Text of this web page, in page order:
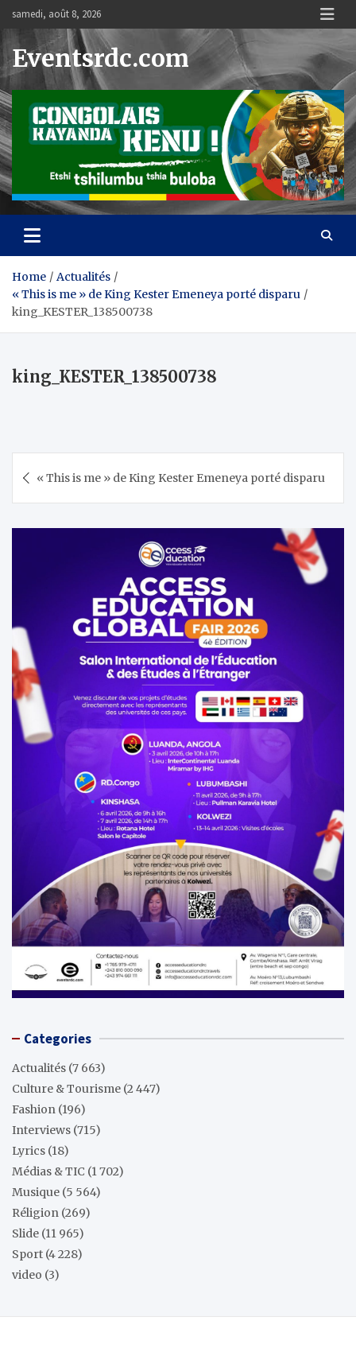
content
samedi, août 8, 2026
Eventsrdc.com
Home
Actualités
« This is me » de King Kester Emeneya porté disparu
king_KESTER_138500738
king_KESTER_138500738
de « This is me » de King Kester Emeneya porté disparu
Categories
Actualités (7 663)
Culture & Tourisme (2 447)
Fashion (196)
Interviews (715)
Lyrics (18)
Médias & TIC (1 702)
Musique (5 564)
Réligion (269)
Slide (11 965)
Sport (4 228)
video (3)